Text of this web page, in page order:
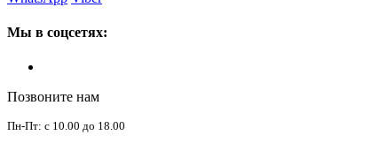
Мы в соцсетях:
Позвоните нам
Пн-Пт: с 10.00 до 18.00